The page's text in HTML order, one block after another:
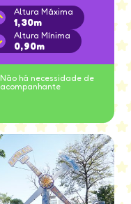
Altura Máxima
1,30m
Altura Mínima
0,90m
Não há necessidade de
acompanhante